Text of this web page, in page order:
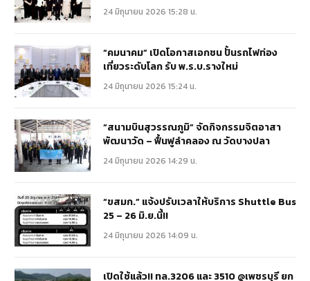
24 มิถุนายน 2026 15:28 น.
“คมนาคม” เปิดโอกาสเอกชน ปั้นรถไฟท่อง
เที่ยวระดับโลก รับ พ.ร.บ.รางใหม่
24 มิถุนายน 2026 15:24 น.
“สนามบินสุวรรณภูมิ” จัดกิจกรรมจิตอาสา
พัฒนาวัด – ฟื้นฟูลำคลอง ณ วัดบางปลา
24 มิถุนายน 2026 14:29 น.
“ขสมก.” แจ้งปรับเวลาให้บริการ Shuttle Bus
25 – 26 มิ.ย.นี้!!
24 มิถุนายน 2026 14:09 น.
เปิดใช้แล้ว!! ทล.3206 และ 3510 @เพชรบุรี ยก